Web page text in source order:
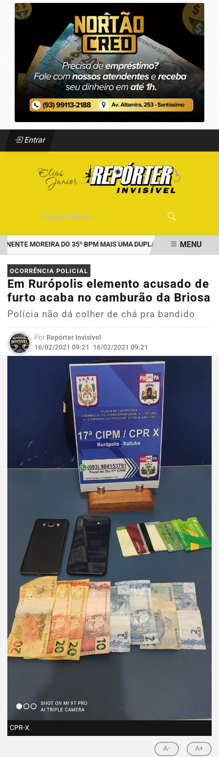
Entrar
MOREIRA DO 35º BPM MAIS UMA DUPLA PRESA POR TRÁFICO
EM ALTA
MENU
OCORRÊNCIA POLICIAL
Em Rurópolis elemento acusado de
furto acaba no camburão da Briosa
Polícia não dá colher de chá pra bandido
Por Repórter Invisível
16/02/2021 09:21 16/02/2021 09:21
CPR-X
A- A+